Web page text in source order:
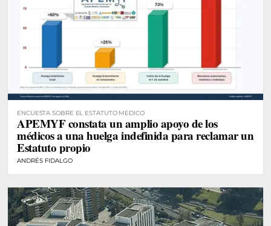
ENCUESTA SOBRE EL ESTATUTO MÉDICO
APEMYF constata un amplio apoyo de los
médicos a una huelga indefinida para reclamar un
Estatuto propio
ANDRÉS FIDALGO